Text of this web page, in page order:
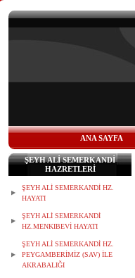
ANA SAYFA
ŞEYH ALİ SEMERKANDİ
HAZRETLERİ
ŞEYH ALİ SEMERKANDİ HZ.
HAYATI
ŞEYH ALİ SEMERKANDİ
HZ.MENKIBEVİ HAYATI
ŞEYH ALİ SEMERKANDİ HZ.
PEYGAMBERİMİZ (SAV) İLE
AKRABALIĞI